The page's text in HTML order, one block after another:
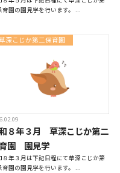
育園
ラブ
育園の園見学を行います。 ...
深こじか第二保育園
８年３月 草深こじか第二
園 園見学
８年３月は下記日程にて草深こじか第
育園の園見学を行います。 ...